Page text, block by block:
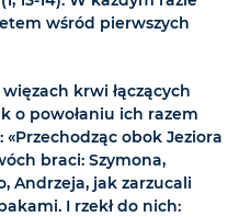
wśród pierwszych
krwi łączących
o powołaniu ich razem
«Przechodząc obok Jeziora
braci: Szymona,
Andrzeja, jak zarzucali
I rzekł do nich: